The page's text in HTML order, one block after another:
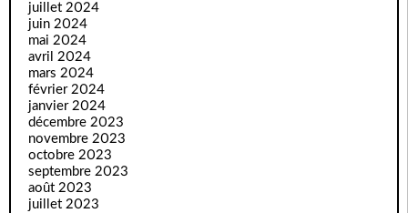
juillet 2024
juin 2024
mai 2024
avril 2024
mars 2024
février 2024
janvier 2024
décembre 2023
novembre 2023
octobre 2023
septembre 2023
août 2023
juillet 2023